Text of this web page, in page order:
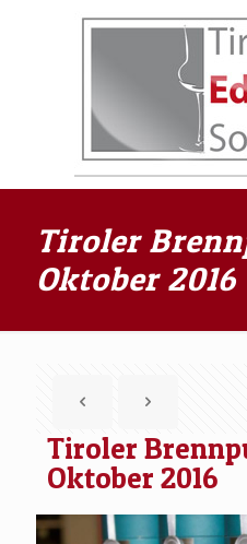
Tiroler
Oktober 2016
Tiroler
Oktober 2016